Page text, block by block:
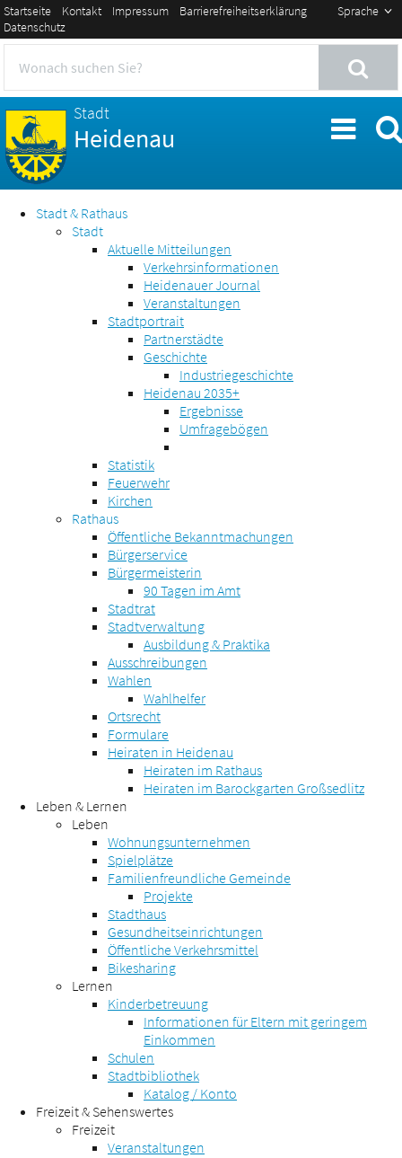
Sprache
Startseite Kontakt Impressum
Barrierefreiheitserklärung
Datenschutz
Stadt
Heidenau
Stadt & Rathaus
Stadt
Aktuelle Mitteilungen
Verkehrsinformationen
Heidenauer Journal
Veranstaltungen
Stadtportrait
Partnerstädte
Geschichte
Industriegeschichte
Heidenau 2035+
Ergebnisse
Umfragebögen
Statistik
Feuerwehr
Kirchen
Rathaus
Öffentliche Bekanntmachungen
Bürgerservice
Bürgermeisterin
90 Tagen im Amt
Stadtrat
Stadtverwaltung
Ausbildung & Praktika
Ausschreibungen
Wahlen
Wahlhelfer
Ortsrecht
Formulare
Heiraten in Heidenau
Heiraten im Rathaus
Heiraten im Barockgarten Großsedlitz
Leben & Lernen
Leben
Wohnungsunternehmen
Spielplätze
Familienfreundliche Gemeinde
Projekte
Stadthaus
Gesundheitseinrichtungen
Öffentliche Verkehrsmittel
Bikesharing
Lernen
Kinderbetreuung
Informationen für Eltern mit geringem
Einkommen
Schulen
Stadtbibliothek
Katalog / Konto
Freizeit & Sehenswertes
Freizeit
Veranstaltungen